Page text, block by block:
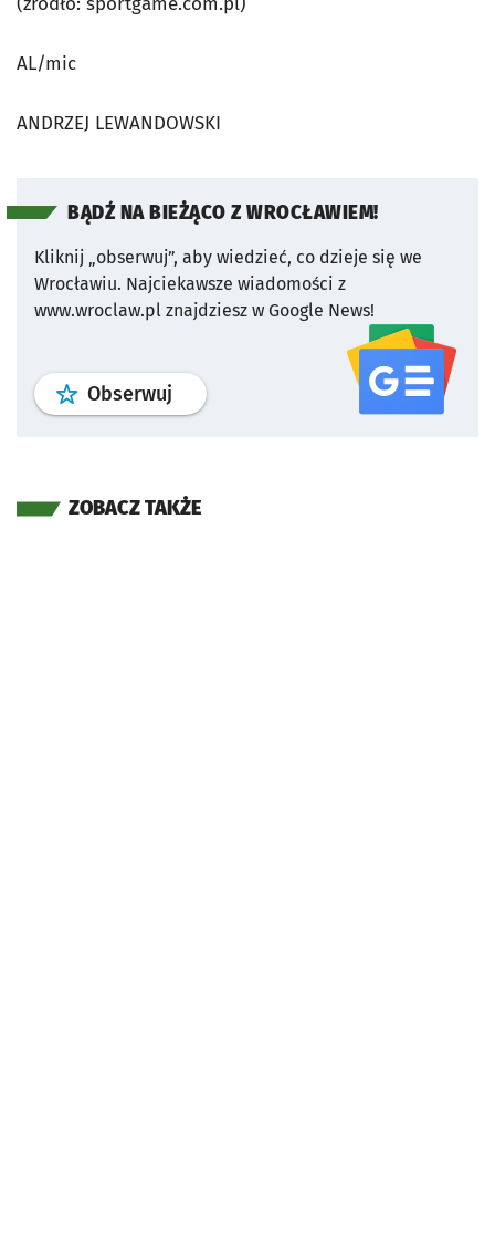
AL/mic
ANDRZEJ LEWANDOWSKI
BĄDŹ NA BIEŻĄCO Z WROCŁAWIEM!
Kliknij „obserwuj”, aby wiedzieć, co dzieje się we
Wrocławiu. Najciekawsze wiadomości z
www.wroclaw.pl znajdziesz w Google News!
Obserwuj profil serwisu
ZOBACZ TAKŻE